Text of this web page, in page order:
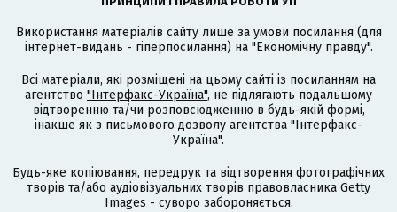
Використання матеріалів сайту лише за умови посилання (для
інтернет-видань - гіперпосилання) на "Економічну правду".
Всі матеріали, які розміщені на цьому сайті із посиланням на
агентство "Інтерфакс-Україна", не підлягають подальшому
відтворенню та/чи розповсюдженню в будь-якій формі,
інакше як з письмового дозволу агентства "Інтерфакс-
Україна".
Будь-яке копіювання, передрук та відтворення фотографічних
творів та/або аудіовізуальних творів правовласника Getty
Images - суворо забороняється.